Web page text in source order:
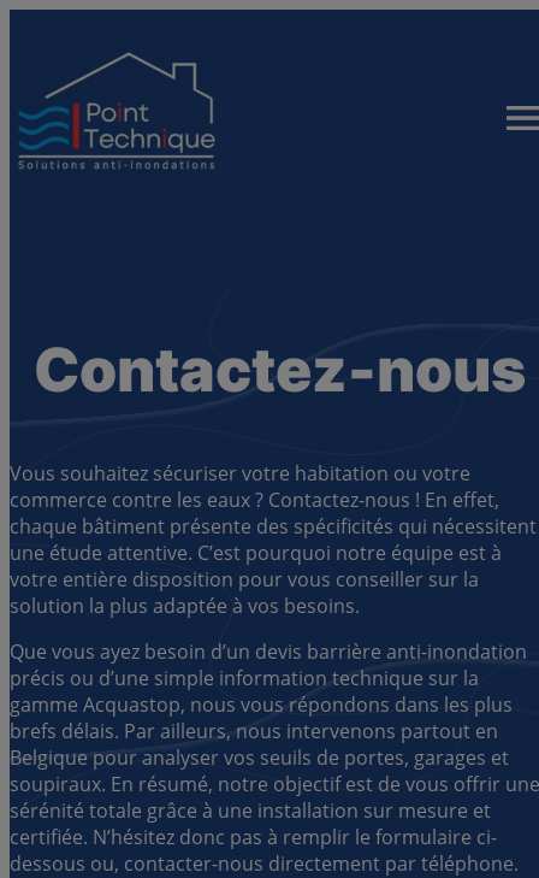
Contactez-nous
Vous souhaitez sécuriser votre habitation ou votre
commerce contre les eaux ? Contactez-nous ! En effet,
chaque bâtiment présente des spécificités qui nécessitent
une étude attentive. C’est pourquoi notre équipe est à
votre entière disposition pour vous conseiller sur la
solution la plus adaptée à vos besoins.
Que vous ayez besoin d’un devis barrière anti-inondation
précis ou d’une simple information technique sur la
gamme Acquastop, nous vous répondons dans les plus
brefs délais. Par ailleurs, nous intervenons partout en
Belgique pour analyser vos seuils de portes, garages et
soupiraux. En résumé, notre objectif est de vous offrir une
sérénité totale grâce à une installation sur mesure et
certifiée. N’hésitez donc pas à remplir le formulaire ci-
dessous ou, contacter-nous directement par téléphone.